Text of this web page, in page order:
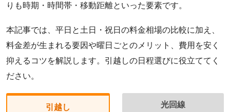
りも時期・時間帯・移動距離といった要素です。
本記事では、平日と土日・祝日の料金相場の比較に加え、
料金差が生まれる要因や曜日ごとのメリット、費用を安く
抑えるコツを解説します。引越しの日程選びに役立ててく
ださい。
引越し 光回線